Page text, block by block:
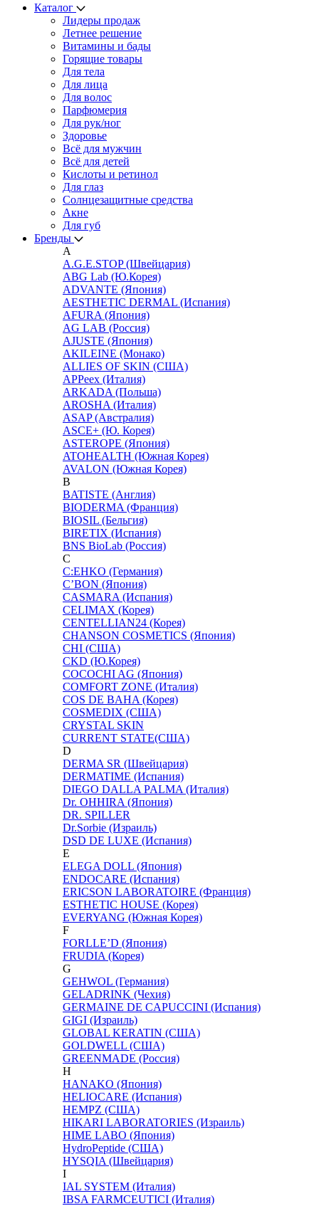
Каталог
Лидеры продаж
Летнее решение
Витамины и бады
Горящие товары
Для тела
Для лица
Для волос
Парфюмерия
Для рук/ног
Здоровье
Всё для мужчин
Всё для детей
Кислоты и ретинол
Для глаз
Cолнцезащитные средства
Акне
Для губ
Бренды
A
A.G.E.STOP (Швейцария)
ABG Lab (Ю.Корея)
ADVANTE (Япония)
AESTHETIC DERMAL (Испания)
AFURA (Япония)
AG LAB (Россия)
AJUSTE (Япония)
AKILEINE (Монако)
ALLIES OF SKIN (США)
APPeex (Италия)
ARKADA (Польша)
AROSHA (Италия)
ASAP (Австралия)
ASCE+ (Ю. Корея)
ASTEROPE (Япония)
ATOHEALTH (Южная Корея)
AVALON (Южная Корея)
B
BATISTE (Англия)
BIODERMA (Франция)
BIOSIL (Бельгия)
BIRETIX (Испания)
BNS BioLab (Россия)
C
C:EHKO (Германия)
C’BON (Япония)
CASMARA (Испания)
CELIMAX (Корея)
CENTELLIAN24 (Корея)
CHANSON COSMETICS (Япония)
CHI (США)
CKD (Ю.Корея)
COCOCHI AG (Япония)
COMFORT ZONE (Италия)
COS DE BAHA (Корея)
COSMEDIX (США)
CRYSTAL SKIN
CURRENT STATE(США)
D
DERMA SR (Швейцария)
DERMATIME (Испания)
DIEGO DALLA PALMA (Италия)
Dr. OHHIRA (Япония)
DR. SPILLER
Dr.Sorbie (Израиль)
DSD DE LUXE (Испания)
E
ELEGA DOLL (Япония)
ENDOCARE (Испания)
ERICSON LABORATOIRE (Франция)
ESTHETIC HOUSE (Корея)
EVERYANG (Южная Корея)
F
FORLLE’D (Япония)
FRUDIA (Корея)
G
GEHWOL (Германия)
GELADRINK (Чехия)
GERMAINE DE CAPUCCINI (Испания)
GIGI (Израиль)
GLOBAL KERATIN (США)
GOLDWELL (США)
GREENMADE (Россия)
H
HANAKO (Япония)
HELIOCARE (Испания)
HEMPZ (США)
HIKARI LABORATORIES (Израиль)
HIME LABO (Япония)
HydroPeptide (США)
HYSQIA (Швейцария)
I
IAL SYSTEM (Италия)
IBSA FARMCEUTICI (Италия)